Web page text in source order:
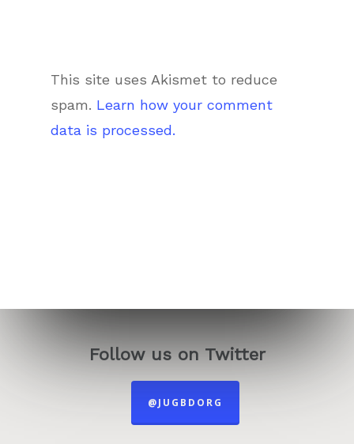
This site uses Akismet to reduce
spam. Learn how your comment
data is processed.
Follow us on Twitter
@JUGBDORG